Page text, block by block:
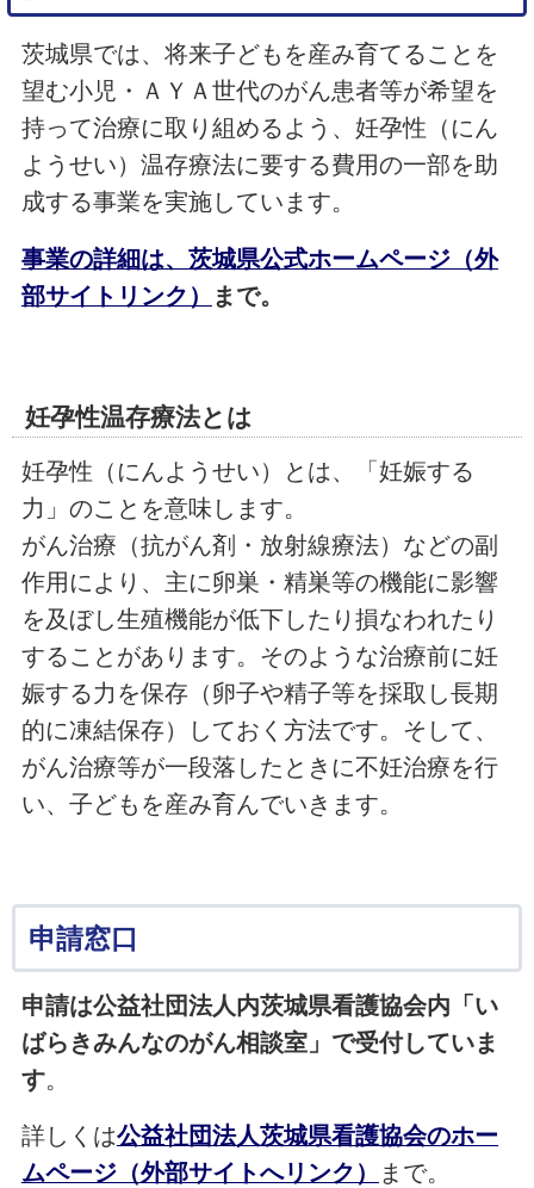
茨城県では、将来子どもを産み育てることを
望む小児・ＡＹＡ世代のがん患者等が希望を
持って治療に取り組めるよう、妊孕性（にん
ようせい）温存療法に要する費用の一部を助
成する事業を実施しています。
事業の詳細は、茨城県公式ホームページ（外
部サイトリンク）
まで。
妊孕性温存療法とは
妊孕性（にんようせい）とは、「妊娠する
力」のことを意味します。
がん治療（抗がん剤・放射線療法）などの副
作用により、主に卵巣・精巣等の機能に影響
を及ぼし生殖機能が低下したり損なわれたり
することがあります。そのような治療前に妊
娠する力を保存（卵子や精子等を採取し長期
的に凍結保存）しておく方法です。そして、
がん治療等が一段落したときに不妊治療を行
い、子どもを産み育んでいきます。
申請窓口
申請は公益社団法人内茨城県看護協会内「い
ばらきみんなのがん相談室」で受付していま
す。
詳しくは公益社団法人茨城県看護協会のホー
ムページ（外部サイトへリンク）
まで。